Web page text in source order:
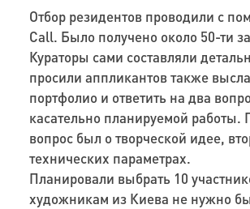
Отбор резидентов проводили с
Call. Было получено около 50-ти
Кураторы сами составляли
просили аппликантов также
портфолио и ответить на два
касательно планируемой работы.
вопрос был о творческой идее,
технических параметрах.
Планировали выбрать 10
художникам из Киева не нужно